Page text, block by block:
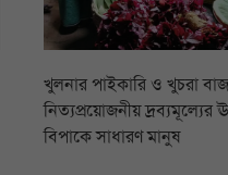
খুলনার পাইকারি ও খুচরা
নিত্যপ্রয়োজনীয় দ্রব্যমূল্যের
বিপাকে সাধারণ মানুষ